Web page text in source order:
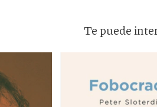
Te puede